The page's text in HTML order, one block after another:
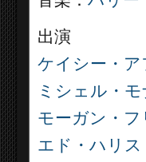
出演
ケイシー・ア
ミシェル・
モーガン・フ
エド・ハリス